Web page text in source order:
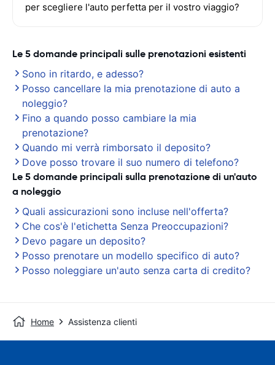
per scegliere l'auto perfetta per il vostro viaggio?
Le 5 domande principali sulle prenotazioni esistenti
Sono in ritardo, e adesso?
Posso cancellare la mia prenotazione di auto a
noleggio?
Fino a quando posso cambiare la mia
prenotazione?
Quando mi verrà rimborsato il deposito?
Dove posso trovare il suo numero di telefono?
Le 5 domande principali sulla prenotazione di un'auto
a noleggio
Quali assicurazioni sono incluse nell'offerta?
Che cos'è l'etichetta Senza Preoccupazioni?
Devo pagare un deposito?
Posso prenotare un modello specifico di auto?
Posso noleggiare un'auto senza carta di credito?
Home Assistenza clienti